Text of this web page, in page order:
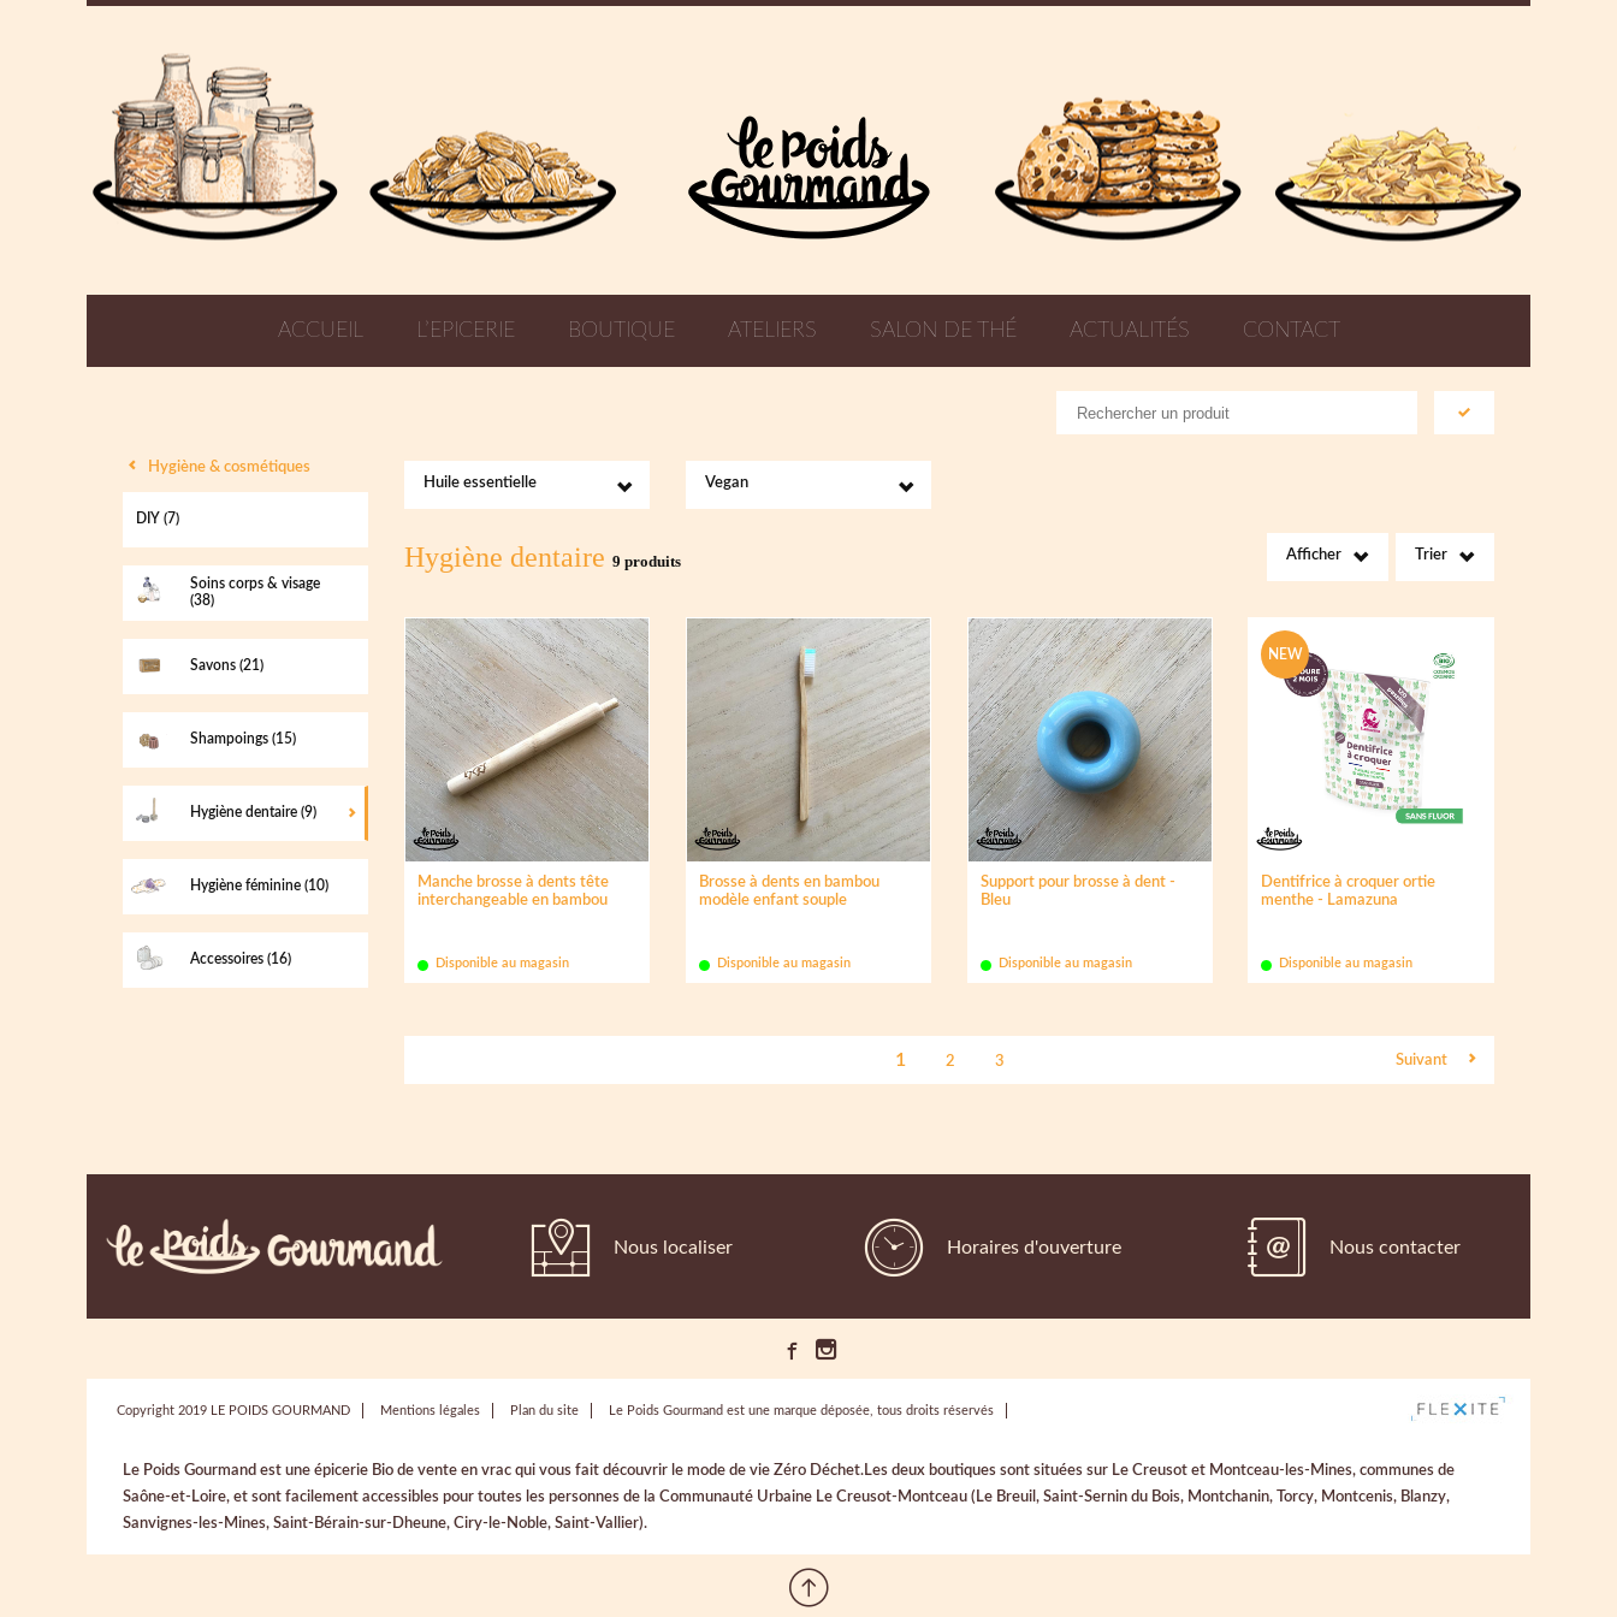
ACCUEIL L’EPICERIE BOUTIQUE ATELIERS SALON DE THÉ ACTUALITÉS CONTACT
Hygiène & cosmétiques
DIY (7)
Soins corps & visage
(38)
Savons (21)
Shampoings (15)
Hygiène dentaire (9)
Hygiène féminine (10)
Accessoires (16)
Huile essentielle Vegan
Hygiène dentaire 9 produits Afficher Trier
Manche brosse à dents tête
interchangeable en bambou
Disponible au magasin
Brosse à dents en bambou
modèle enfant souple
Disponible au magasin
Support pour brosse à dent -
Bleu
Disponible au magasin
Dentifrice à croquer ortie
menthe - Lamazuna
Disponible au magasin
NEW
1 2 3 Suivant
Nous localiser Horaires d'ouverture Nous contacter
Copyright 2019 LE POIDS GOURMAND Mentions légales Plan du site Le Poids Gourmand est une marque déposée, tous droits réservés
Le Poids Gourmand est une épicerie Bio de vente en vrac qui vous fait découvrir le mode de vie Zéro Déchet.Les deux boutiques sont situées sur Le Creusot et Montceau-les-Mines, communes de
Saône-et-Loire, et sont facilement accessibles pour toutes les personnes de la Communauté Urbaine Le Creusot-Montceau (Le Breuil, Saint-Sernin du Bois, Montchanin, Torcy, Montcenis, Blanzy,
Sanvignes-les-Mines, Saint-Bérain-sur-Dheune, Ciry-le-Noble, Saint-Vallier).